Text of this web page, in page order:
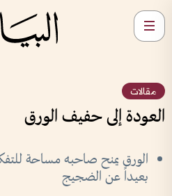
مقالات
العودة إلى حفيف الورق
الورق يمنح صاحبه مساحة
بعيداً عن الضجيج